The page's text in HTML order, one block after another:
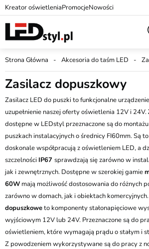
Kreator oświetleniaPromocjeNowości
Strona Główna Akcesoria do taśm LED
Zasilacz dopuszkowy
Zasilacz LED do puszki to funkcjonalne
uzupełnienie naszej oferty oświetlenia 12V i 24V.
dostępne w LEDstyl przeznaczone są do
puszkach instalacyjnych o średnicy FI60mm. Są
doskonale współpracują z oświetleniem LED, a
szczelności IP67 sprawdzają się zarówno w
jak i zewnętrznych. Dostępne w szerokiej gamie
60W mają możliwość dostosowania do różnych
zarówno w domach, jak i obiektach komercyjnych.
dopuszkoweto komponenty stałonapięciowe
wyjściowym 12V lub 24V. Przeznaczone są do
oświetleniem, które wymagają prądu o stałym i
Z powodzeniem wykorzystywane są do pracy z